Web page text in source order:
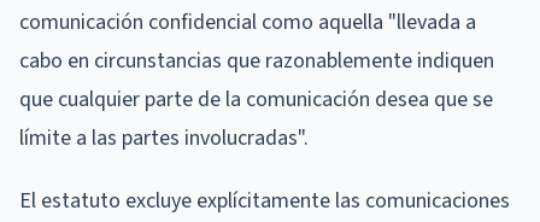
comunicación confidencial como aquella "llevada a
cabo en circunstancias que razonablemente indiquen
que cualquier parte de la comunicación desea que se
límite a las partes involucradas".
El estatuto excluye explícitamente las comunicaciones